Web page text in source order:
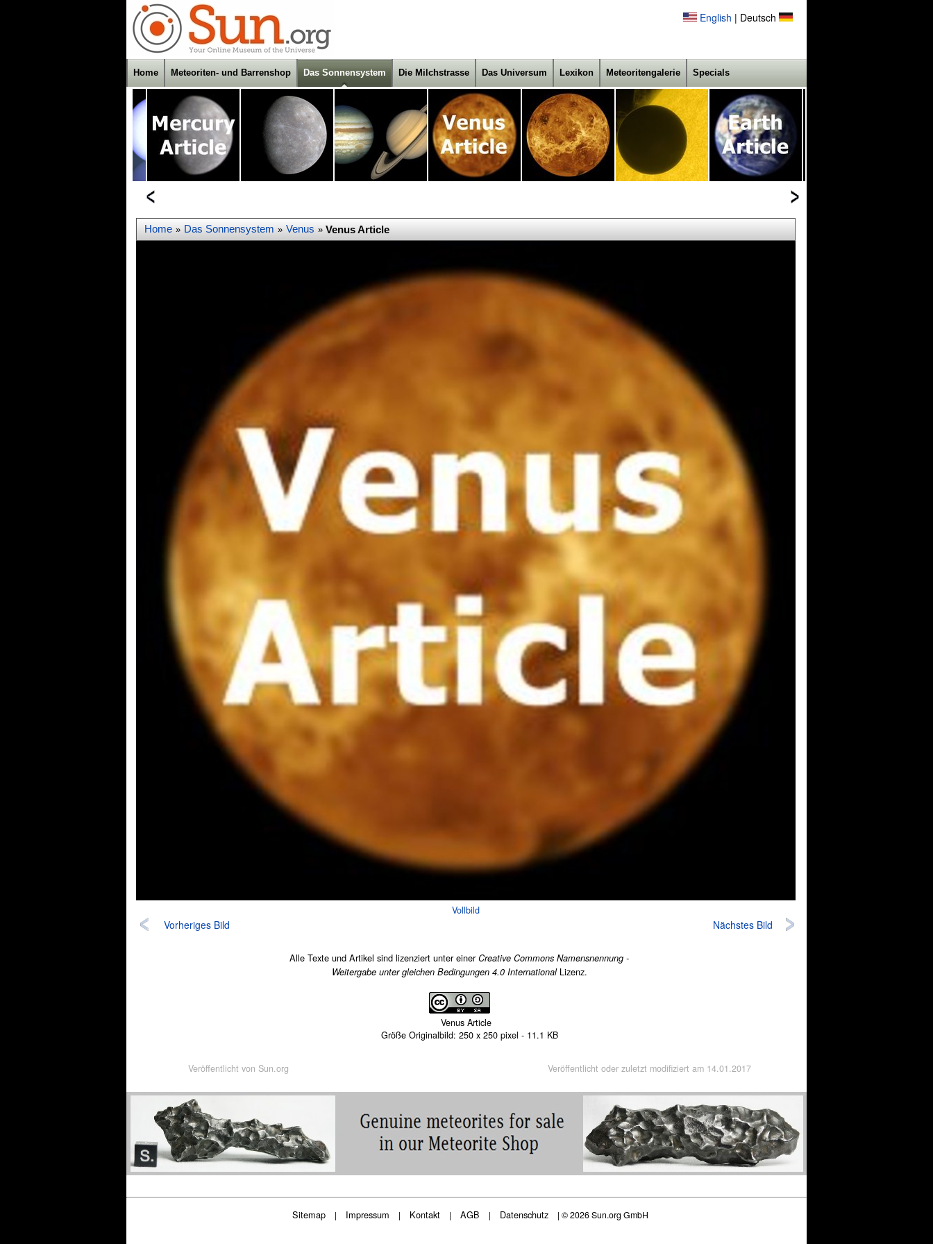
English | Deutsch
Home Meteoriten- und Barrenshop Das Sonnensystem Die Milchstrasse Das Universum Lexikon Meteoritengalerie Specials
Home » Das Sonnensystem » Venus » Venus Article
Vollbild
Vorheriges Bild Nächstes Bild
Alle Texte und Artikel sind lizenziert unter einerCreative Commons Namensnennung -
Weitergabe unter gleichen Bedingungen 4.0 InternationalLizenz.
Venus Article
Größe Originalbild: 250 x 250 pixel - 11.1 KB
Veröffentlicht von Sun.org Veröffentlicht oder zuletzt modifiziert am 14.01.2017
Sitemap | Impressum | Kontakt | AGB | Datenschutz | © 2026 Sun.org GmbH